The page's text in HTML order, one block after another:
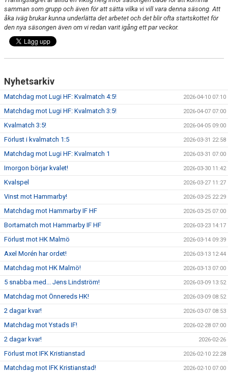
samman som grupp och även för att sätta vilka vi vill vara denna säsong. Att
åka iväg brukar kunna underlätta det arbetet och det blir ofta startskottet för
den nya säsongen även om vi redan varit igång ett par veckor.
Nyhetsarkiv
Matchdag mot Lugi HF: Kvalmatch 4:5! 2026-04-10 07:10
Matchdag mot Lugi HF: Kvalmatch 3:5! 2026-04-07 07:00
Kvalmatch 3:5! 2026-04-05 09:00
Förlust i kvalmatch 1:5 2026-03-31 22:58
Matchdag mot Lugi HF: Kvalmatch 1 2026-03-31 07:00
Imorgon börjar kvalet! 2026-03-30 11:42
Kvalspel 2026-03-27 11:27
Vinst mot Hammarby! 2026-03-25 22:29
Matchdag mot Hammarby IF HF 2026-03-25 07:00
Bortamatch mot Hammarby IF HF 2026-03-23 14:17
Förlust mot HK Malmö 2026-03-14 09:39
Axel Morén har ordet! 2026-03-13 12:44
Matchdag mot HK Malmö! 2026-03-13 07:00
5 snabba med... Jens Lindström! 2026-03-09 13:52
Matchdag mot Önnereds HK! 2026-03-09 08:52
2 dagar kvar! 2026-03-07 08:53
Matchdag mot Ystads IF! 2026-02-28 07:00
2 dagar kvar! 2026-02-26
Förlust mot IFK Kristianstad 2026-02-10 22:28
Matchdag mot IFK Kristianstad! 2026-02-10 07:00